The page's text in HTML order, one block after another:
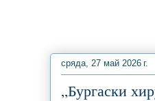
сряда, 27 май 2026 г.
„Бургаски